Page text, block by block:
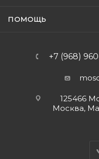
ПОМОЩЬ
+7 (968)
125466
Москва,